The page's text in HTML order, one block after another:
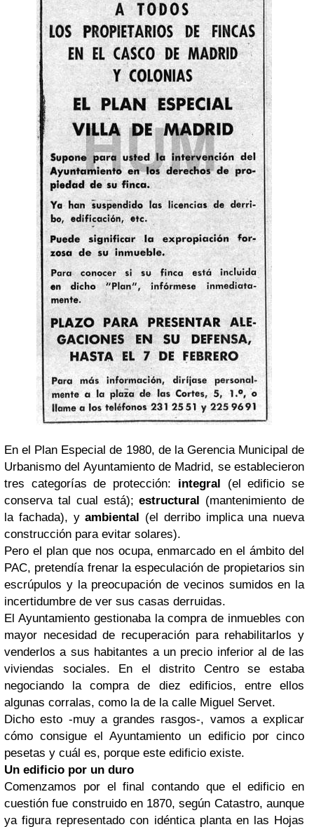
En el Plan Especial de 1980, de la Gerencia Municipal de
Urbanismo del Ayuntamiento de Madrid, se establecieron
tres categorías de protección: integral (el edificio se
conserva tal cual está);estructural (mantenimiento de
la fachada), yambiental (el derribo implica una nueva
construcción para evitar solares).
Pero el plan que nos ocupa, enmarcado en el ámbito del
PAC, pretendía frenar la especulación de propietarios sin
escrúpulos y la preocupación de vecinos sumidos en la
incertidumbre de ver sus casas derruidas.
El Ayuntamiento gestionaba la compra de inmuebles con
mayor necesidad de recuperación para rehabilitarlos y
venderlos a sus habitantes a un precio inferior al de las
viviendas sociales. En el distrito Centro se estaba
negociando la compra de diez edificios, entre ellos
algunas corralas, como la de la calle Miguel Servet.
Dicho esto -muy a grandes rasgos-, vamos a explicar
cómo consigue el Ayuntamiento un edificio por cinco
pesetas y cuál es, porque este edificio existe.
Un edificio por un duro
Comenzamos por el final contando que el edificio en
cuestión fue construido en 1870, según Catastro, aunque
ya figura representado con idéntica planta en las Hojas